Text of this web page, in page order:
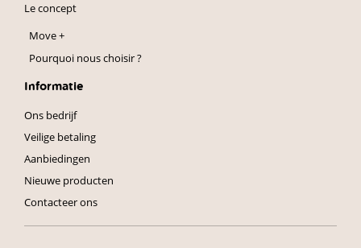
Le concept
Move +
Pourquoi nous choisir ?
Informatie
Ons bedrijf
Veilige betaling
Aanbiedingen
Nieuwe producten
Contacteer ons